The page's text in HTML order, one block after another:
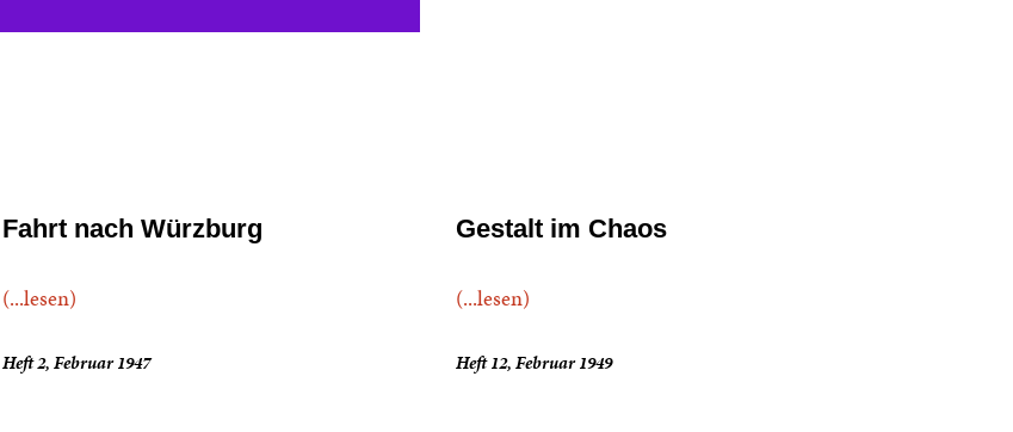
Fahrt nach Würzburg
(...lesen)
Heft 2, Februar 1947
Gestalt im Chaos
(...lesen)
Heft 12, Februar 1949